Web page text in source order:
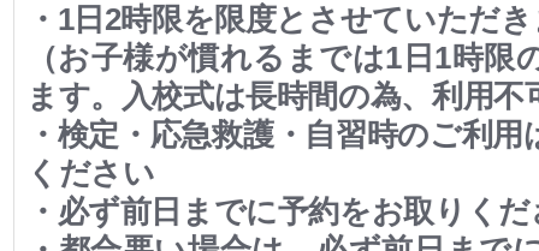
・1日2時限を限度とさせていただ
（お子様が慣れるまでは1日1時限
ます。入校式は長時間の為、利用不
・検定・応急救護・自習時のご利
ください
・必ず前日までに予約をお取りく